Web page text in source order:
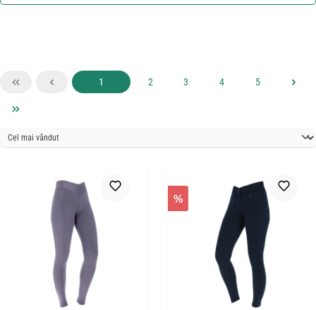
Pagina
1 Pagina
2 Pagina
3 Pagina
4 Pagina
5
%